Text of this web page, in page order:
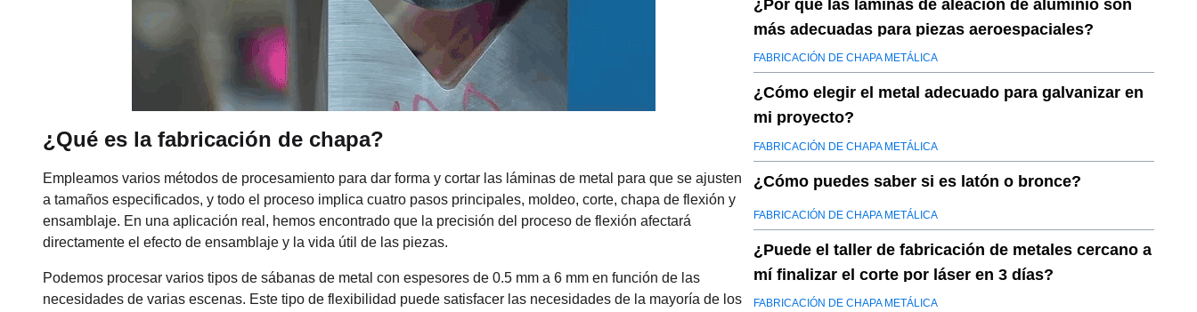
¿Qué es la fabricación de chapa?
Empleamos varios métodos de procesamiento para dar forma y cortar las láminas de metal para que se ajusten
a tamaños especificados, y todo el proceso implica cuatro pasos principales, moldeo, corte, chapa de flexión y
ensamblaje. En una aplicación real, hemos encontrado que la precisión del proceso de flexión afectará
directamente el efecto de ensamblaje y la vida útil de las piezas.
Podemos procesar varios tipos de sábanas de metal con espesores de 0.5 mm a 6 mm en función de las
necesidades de varias escenas. Este tipo de flexibilidad puede satisfacer las necesidades de la mayoría de los
¿Por qué las láminas de aleación de aluminio son
más adecuadas para piezas aeroespaciales?
FABRICACIÓN DE CHAPA METÁLICA
¿Cómo elegir el metal adecuado para galvanizar en
mi proyecto?
FABRICACIÓN DE CHAPA METÁLICA
¿Cómo puedes saber si es latón o bronce?
FABRICACIÓN DE CHAPA METÁLICA
¿Puede el taller de fabricación de metales cercano a
mí finalizar el corte por láser en 3 días?
FABRICACIÓN DE CHAPA METÁLICA